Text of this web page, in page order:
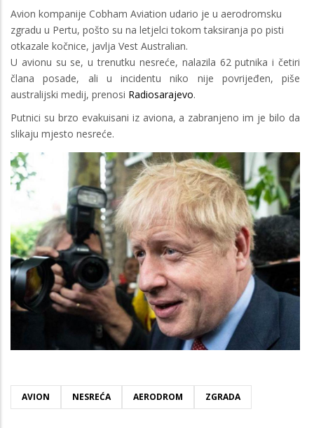
Avion kompanije Cobham Aviation udario je u aerodromsku
zgradu u Pertu, pošto su na letjelci tokom taksiranja po pisti
otkazale kočnice, javlja Vest Australian.
U avionu su se, u trenutku nesreće, nalazila 62 putnika i četiri
člana posade, ali u incidentu niko nije povrijeđen, piše
australijski medij, prenosi Radiosarajevo.
Putnici su brzo evakuisani iz aviona, a zabranjeno im je bilo da
slikaju mjesto nesreće.
Image
AVION NESREĆA AERODROM ZGRADA